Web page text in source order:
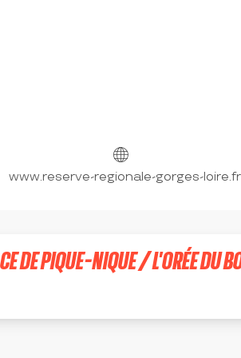
www.reserve-regionale-gorges-loire.fr
DE PIQUE-NIQUE / L'ORÉE DU